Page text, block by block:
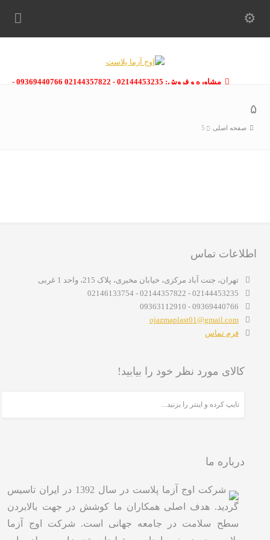
مشاوره و فروش: 02144453235 - 02144357822 09369440766 -
۵
صفحه اصلی 5
اطلاعات تماس
تهران، جنت آباد مرکزی، خیابان مخبری، پلاک 215، واحد 1 غربی
02144453235 - 02144357822 - 02146133754
09369440766 - 09363112910
ojazmaplast01@gmail.com
فرم تماس
کالای مورد نظر خود را بیابید!
درباره ما
شرکت اوج آزما پلاست در سال 1392 در ایران تاسیس
گردید. هدف اصلی همکاران ما کوشش در جهت بالابردن
سطح سلامت در جامعه جهانی است. شرکت اوج آزما